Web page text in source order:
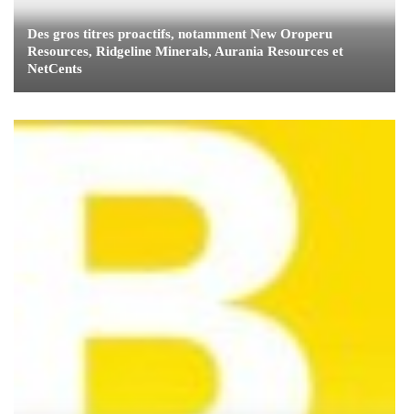
Des gros titres proactifs, notamment New Oroperu
Resources, Ridgeline Minerals, Aurania Resources et
NetCents